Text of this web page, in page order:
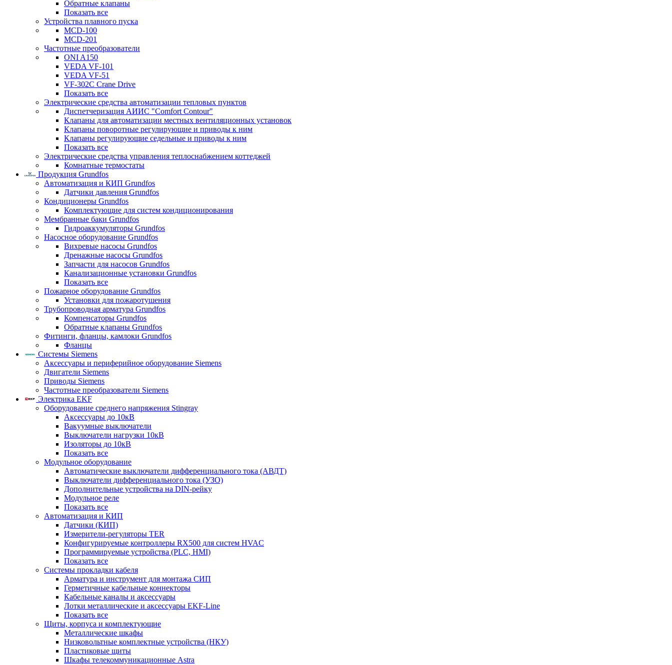
Обратные клапаны
Показать все
Устройства плавного пуска
MCD-100
MCD-201
Частотные преобразователи
ONI A150
VEDA VF-101
VEDA VF-51
VF-302C Crane Drive
Показать все
Электрические средства автоматизации тепловых пунктов
Диспетчеризация АИИС "Comfort Contour"
Клапаны для автоматизации местных вентиляционных установок
Клапаны поворотные регулирующие и приводы к ним
Клапаны регулирующие седельные и приводы к ним
Показать все
Электрические средства управления теплоснабжением коттеджей
Комнатные термостаты
Продукция Grundfos
Автоматизация и КИП Grundfos
Датчики давления Grundfos
Кондиционеры Grundfos
Комплектующие для систем кондиционирования
Мембранные баки Grundfos
Гидроаккумуляторы Grundfos
Насосное оборудование Grundfos
Вихревые насосы Grundfos
Дренажные насосы Grundfos
Запчасти для насосов Grundfos
Канализационные установки Grundfos
Показать все
Пожарное оборудование Grundfos
Установки для пожаротушения
Трубопроводная арматура Grundfos
Компенсаторы Grundfos
Обратные клапаны Grundfos
Фитинги, фланцы, камлоки Grundfos
Фланцы
Системы Siemens
Аксессуары и периферийное оборудование Siemens
Двигатели Siemens
Приводы Siemens
Частотные преобразователи Siemens
Электрика EKF
Оборудование среднего напряжения Stingray
Аксессуары до 10кВ
Вакуумные выключатели
Выключатели нагрузки 10кВ
Изоляторы до 10кВ
Показать все
Модульное оборудование
Автоматические выключатели дифференциального тока (АВДТ)
Выключатели дифференциального тока (УЗО)
Дополнительные устройства на DIN-рейку
Модульное реле
Показать все
Автоматизация и КИП
Датчики (КИП)
Измерители-регуляторы TER
Конфигурируемые контроллеры RX500 для систем HVAC
Программируемые устройства (PLC, HMI)
Показать все
Системы прокладки кабеля
Арматура и инструмент для монтажа СИП
Герметичные кабельные коннекторы
Кабельные каналы и аксессуары
Лотки металлические и аксессуары EKF-Line
Показать все
Щиты, корпуса и комплектующие
Металлические шкафы
Низковольтные комплектные устройства (НКУ)
Пластиковые щиты
Шкафы телекоммуникационные Astra